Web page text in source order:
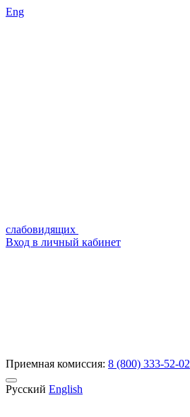
Eng
слабовидящих
Вход в личный кабинет
Приемная комиссия: 8 (800) 333-52-02
Русский English